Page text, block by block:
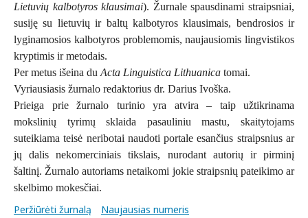
Lietuvių kalbotyros klausimai). Žurnale spausdinami straipsniai,
susiję su lietuvių ir baltų kalbotyros klausimais, bendrosios ir
lyginamosios kalbotyros problemomis, naujausiomis lingvistikos
kryptimis ir metodais.
Per metus išeina du Acta Linguistica Lithuanica tomai.
Vyriausiasis žurnalo redaktorius dr. Darius Ivoška.
Prieiga prie žurnalo turinio yra atvira – taip užtikrinama
mokslinių tyrimų sklaida pasauliniu mastu, skaitytojams
suteikiama teisė neribotai naudoti portale esančius straipsnius ar
jų dalis nekomerciniais tikslais, nurodant autorių ir pirminį
šaltinį. Žurnalo autoriams netaikomi jokie straipsnių pateikimo ar
skelbimo mokesčiai.
Peržiūrėti žurnalą Naujausias numeris